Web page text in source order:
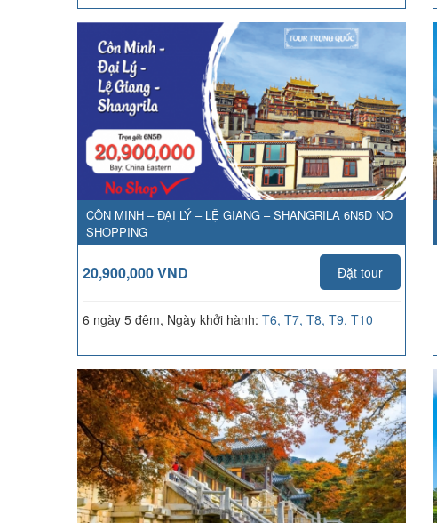
CÔN MINH – ĐẠI LÝ – LỆ GIANG – SHANGRILA 6N5D NO
SHOPPING
20,900,000 VND Đặt tour
6 ngày 5 đêm, Ngày khởi hành: T6, T7, T8, T9, T10